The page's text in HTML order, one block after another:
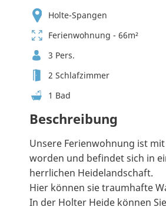
Holte-Spangen
Ferienwohnung - 66m²
3 Pers.
2 Schlafzimmer
1 Bad
Beschreibung
Unsere Ferienwohnung ist
worden und befindet sich in
herrlichen Heidelandschaft.
Hier können sie traumhafte
In der Holter Heide können